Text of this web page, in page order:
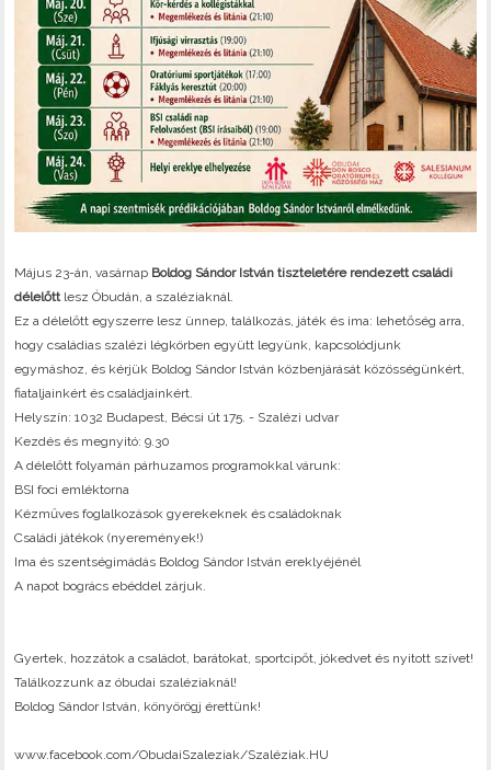
Május 23-án, vasárnap Boldog Sándor István tiszteletére rendezett családi
délelőttlesz Óbudán, a szaléziaknál.
Ez a délelőtt egyszerre lesz ünnep, találkozás, játék és ima: lehetőség arra,
hogy családias szalézi légkörben együtt legyünk, kapcsolódjunk
egymáshoz, és kérjük Boldog Sándor István közbenjárását közösségünkért,
fiataljainkért és családjainkért.
Helyszín: 1032 Budapest, Bécsi út 175. - Szalézi udvar
Kezdés és megnyitó: 9.30
A délelőtt folyamán párhuzamos programokkal várunk:
BSI foci emléktorna
Kézműves foglalkozások gyerekeknek és családoknak
Családi játékok (nyeremények!)
Ima és szentségimádás Boldog Sándor István ereklyéjénél
A napot bogrács ebéddel zárjuk.
Gyertek, hozzátok a családot, barátokat, sportcipőt, jókedvet és nyitott szívet!
Találkozzunk az óbudai szaléziaknál!
Boldog Sándor István, könyörögj érettünk!
www.facebook.com/ObudaiSzaleziak/Szaléziak.HU